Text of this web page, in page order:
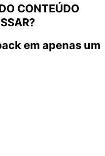
CONTEÚDO
em apenas um